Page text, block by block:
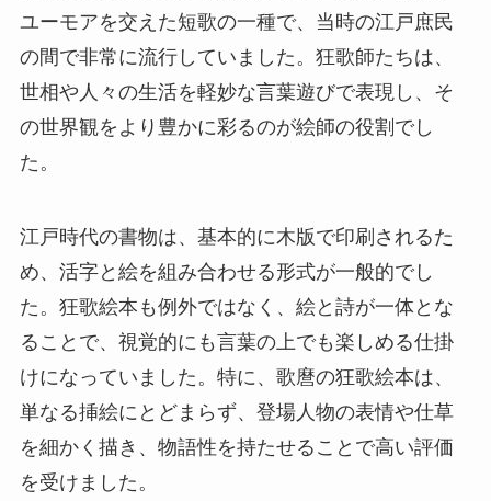
ユーモアを交えた短歌の一種で、当時の江戸庶民
の間で非常に流行していました。狂歌師たちは、
世相や人々の生活を軽妙な言葉遊びで表現し、そ
の世界観をより豊かに彩るのが絵師の役割でし
た。
江戸時代の書物は、基本的に木版で印刷されるた
め、活字と絵を組み合わせる形式が一般的でし
た。狂歌絵本も例外ではなく、絵と詩が一体とな
ることで、視覚的にも言葉の上でも楽しめる仕掛
けになっていました。特に、歌麿の狂歌絵本は、
単なる挿絵にとどまらず、登場人物の表情や仕草
を細かく描き、物語性を持たせることで高い評価
を受けました。